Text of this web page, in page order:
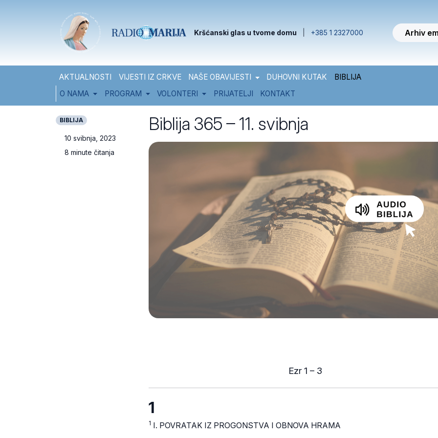
Kršćanski glas u tvome domu +385 1 2327000 Arhiv
AKTUALNOSTI VIJESTI IZ CRKVE NAŠE OBAVIJESTI DUHOVNI KUTAK
BIBLIJA
O NAMA
PROGRAM VOLONTERI PRIJATELJI KONTAKT
BIBLIJA
10 svibnja, 2023
8 minute čitanja
Biblija 365 – 11. svibnja
Ezr 1 – 3
1
1 I. POVRATAK IZ PROGONSTVA I OBNOVA HRAMA